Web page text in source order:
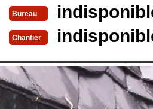
Bureau
Chantier